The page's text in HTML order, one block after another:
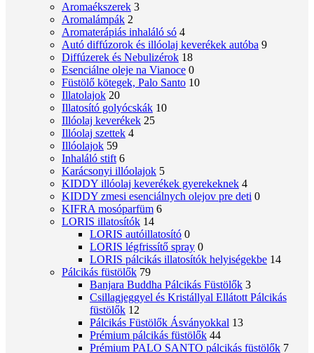
Aromaékszerek 3
Aromalámpák 2
Aromaterápiás inhaláló só 4
Autó diffúzorok és illóolaj keverékek autóba 9
Diffúzerek és Nebulizérok 18
Esenciálne oleje na Vianoce 0
Füstölő kötegek, Palo Santo 10
Illatolajok 20
Illatosító golyócskák 10
Illóolaj keverékek 25
Illóolaj szettek 4
Illóolajok 59
Inhaláló stift 6
Karácsonyi illóolajok 5
KIDDY illóolaj keverékek gyerekeknek 4
KIDDY zmesi esenciálnych olejov pre deti 0
KIFRA mosóparfüm 6
LORIS illatosítók 14
LORIS autóillatosító 0
LORIS légfrissítő spray 0
LORIS pálcikás illatosítók helyiségekbe 14
Pálcikás füstölők 79
Banjara Buddha Pálcikás Füstölők 3
Csillagjeggyel és Kristállyal Ellátott Pálcikás
füstölők 12
Pálcikás Füstölők Ásványokkal 13
Prémium pálcikás füstölők 44
Prémium PALO SANTO pálcikás füstölők 7